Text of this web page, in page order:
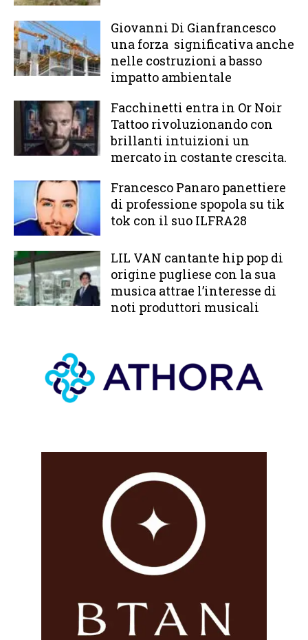
Giovanni Di Gianfrancesco
una forza significativa anche
nelle costruzioni a basso
impatto ambientale
Facchinetti entra in Or Noir
Tattoo rivoluzionando con
brillanti intuizioni un
mercato in costante crescita.
Francesco Panaro panettiere
di professione spopola su tik
tok con il suo ILFRA28
LIL VAN cantante hip pop di
origine pugliese con la sua
musica attrae l’interesse di
noti produttori musicali